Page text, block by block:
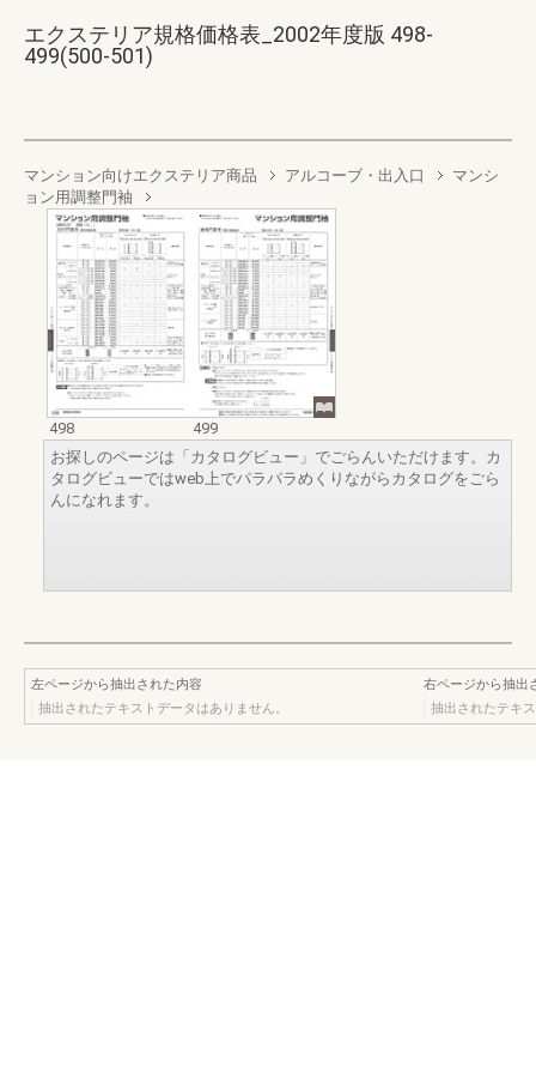
エクステリア規格価格表_2002年度版 498-
499(500-501)
マンション向けエクステリア商品 アルコーブ・出入口
マンシ
ョン用調整門袖
498
499
お探しのページは「カタログビュー」でごらんいただけます。カ
タログビューではweb上でパラパラめくりながらカタログをごら
んになれます。
左ページから抽出された内容
抽出されたテキストデータはありません。
右ページから抽出
抽出されたテキ